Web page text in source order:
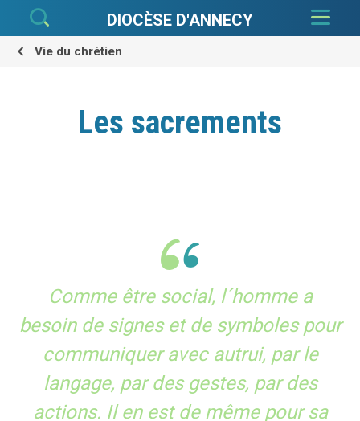
contenu.
Aller
personnels
DIOCÈSE D'ANNECY
Vie du chrétien
Les sacrements
Comme être social, l´homme a
besoin de signes et de symboles pour
communiquer avec autrui, par le
langage, par des gestes, par des
actions. Il en est de même pour sa